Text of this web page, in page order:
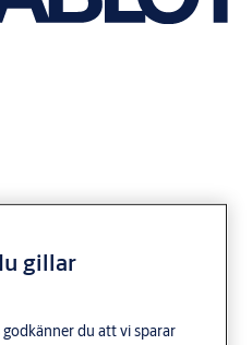
gillar
du att vi sparar